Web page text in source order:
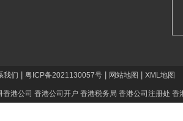
我们 粤ICP备2021130057号 网站地图 XML地图
香港公司 香港公司开户 香港税务局 香港公司注册处 香